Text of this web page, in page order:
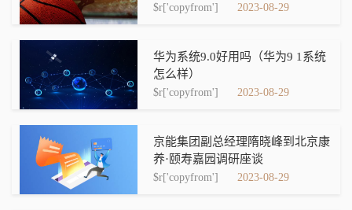
$r['copyfrom'] 2023-08-29
华为系统9.0好用吗（华为9 1系统
怎么样）
$r['copyfrom'] 2023-08-29
京能集团副总经理隋晓峰到北京康
养·颐寿嘉园调研座谈
$r['copyfrom'] 2023-08-29